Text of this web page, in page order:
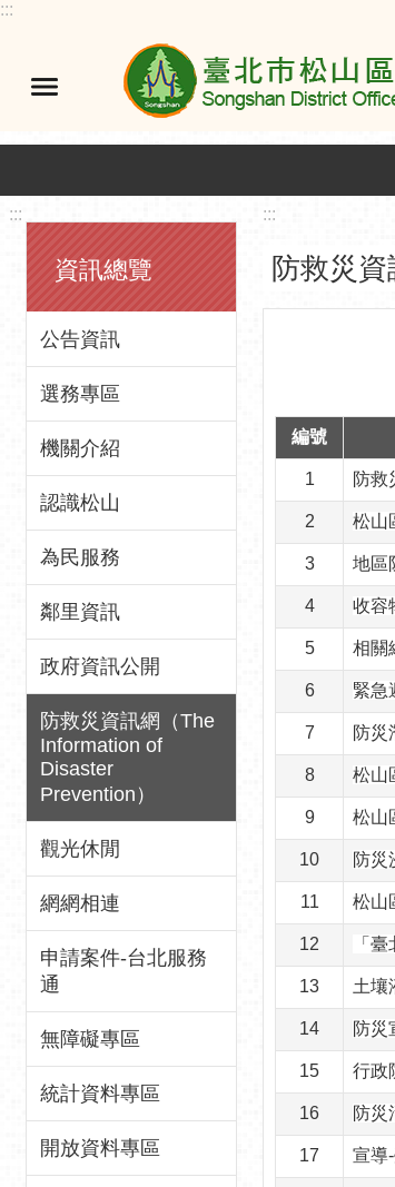
跳到主要內容區塊
:::
:::
資訊總覽
公告資訊
選務專區
機關介紹
認識松山
為民服務
鄰里資訊
政府資訊公開
防救災資訊網（The
Information of
Disaster
Prevention）
觀光休閒
網網相連
申請案件-台北服務
通
無障礙專區
統計資料專區
開放資料專區
:::
防救災
編號
1 防救
2 松山
3 地區
4 收容
5 相關
6 緊急
7 防災
8 松山
9 松山
10 防災
11 松山
12 「
13 土壤
14 防災
15 行政
16 防災
17 宣導